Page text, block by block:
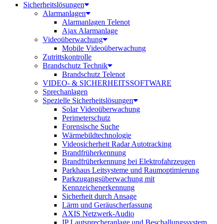
Sicherheitslösungen
Alarmanlagen
Alarmanlagen Telenot
Ajax Alarmanlage
Videoüberwachung
Mobile Videoüberwachung
Zutrittskontrolle
Brandschutz Technik
Brandschutz Telenot
VIDEO- & SICHERHEITSSOFTWARE
Sprechanlagen
Spezielle Sicherheitslösungen
Solar Videoüberwachung
Perimeterschutz
Forensische Suche
Wärmebildtechnologie
Videosicherheit Radar Autotracking​
Brandfrüherkennung
Brandfrüherkennung bei Elektrofahrzeugen
Parkhaus Leitsysteme und Raumoptimierung
Parkzugangsüberwachung mit
Kennzeichenerkennung
Sicherheit durch Ansage
Lärm und Geräuscherfassung
AXIS Netzwerk-Audio
IP Lautsprecheranlage und Beschallungssystem